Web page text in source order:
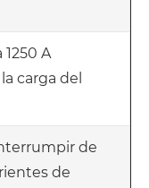
A
carga del
de
de